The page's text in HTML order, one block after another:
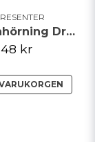
Spray Enhörning Drömmar
kr